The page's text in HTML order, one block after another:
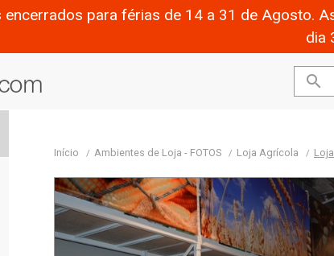
encerrados para férias de 14 a 31 de Agosto.
dia

Início Ambientes de Loja - FOTOS Loja Agrícola